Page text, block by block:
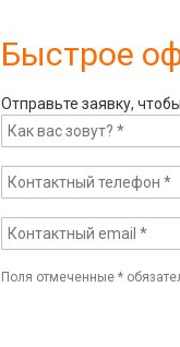
Быстрое
Отправьте заявку,
Поля отмеченные*